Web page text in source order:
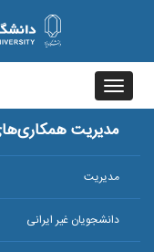
Toggle
navigation
مدیریت
مدیریت
دانشجویان غیر ایرانی